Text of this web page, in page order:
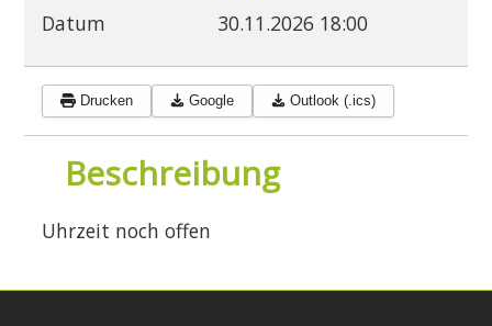
Datum
30.11.2026 18:00
Drucken Google Outlook (.ics)
Beschreibung
Uhrzeit noch offen